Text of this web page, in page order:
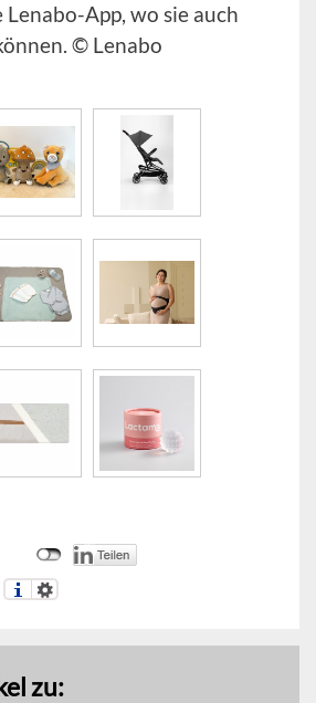
App, wo sie auch
© Lenabo
zu: